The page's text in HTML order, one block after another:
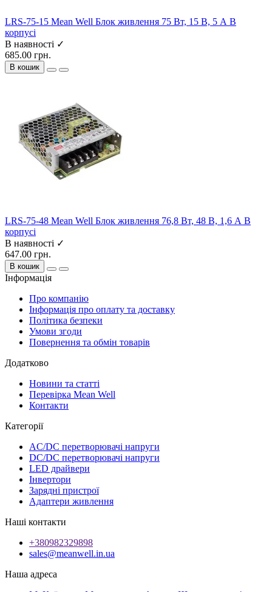
LRS-75-15 Mean Well Блок живлення 75 Вт, 15 В, 5 А В
корпусі
В наявності ✓
685.00 грн.
В кошик
LRS-75-48 Mean Well Блок живлення 76,8 Вт, 48 В, 1,6 А В
корпусі
В наявності ✓
647.00 грн.
В кошик
Інформація
Про компанію
Інформація про оплату та доставку
Політика безпеки
Умови згоди
Повернення та обмін товарів
Додатково
Новини та статті
Перевірка Mean Well
Контакти
Категорії
AC/DC перетворювачі напруги
DC/DC перетворювачі напруги
LED драйвери
Інвертори
Зарядні пристрої
Адаптери живлення
Наші контакти
+380982329898
sales@meanwell.in.ua
Наша адреса